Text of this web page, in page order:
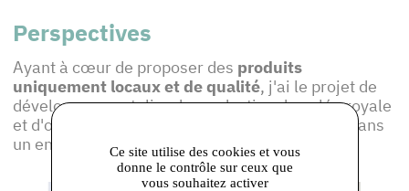
Perspectives
Ayant à cœur de proposer des produits
uniquement locaux et de qualité, j'ai le projet de
développer un atelier de production de gelée royale
et d'ouvrir un local afin de recevoir les clients dans
un endroit accueillant et dédié à l'apiculture.
Ce site utilise des cookies et vous
donne le contrôle sur ceux que
vous souhaitez activer